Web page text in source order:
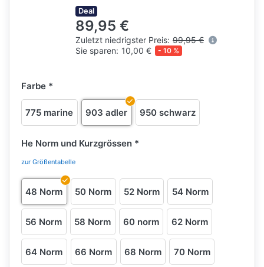
Deal
89,95 €
Zuletzt niedrigster Preis: 99,95 €
Sie sparen: 10,00 € - 10 %
Farbe
775 marine 903 adler 950 schwarz
He Norm und Kurzgrössen
zur Größentabelle
48 Norm 50 Norm 52 Norm 54 Norm
56 Norm 58 Norm 60 norm 62 Norm
64 Norm 66 Norm 68 Norm 70 Norm